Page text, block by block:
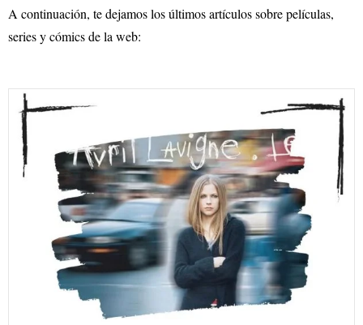
A continuación, te dejamos los últimos artículos sobre películas,
series y cómics de la web: